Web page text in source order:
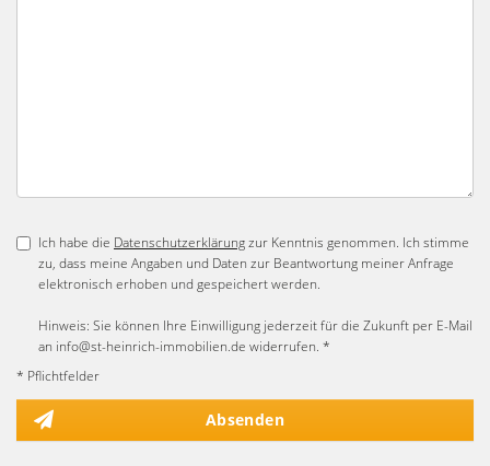
Ich habe die Datenschutzerklärungzur Kenntnis genommen. Ich stimme
zu, dass meine Angaben und Daten zur Beantwortung meiner Anfrage
elektronisch erhoben und gespeichert werden.
Hinweis: Sie können Ihre Einwilligung jederzeit für die Zukunft per E-Mail
an info@st-heinrich-immobilien.de widerrufen. *
* Pflichtfelder
Absenden